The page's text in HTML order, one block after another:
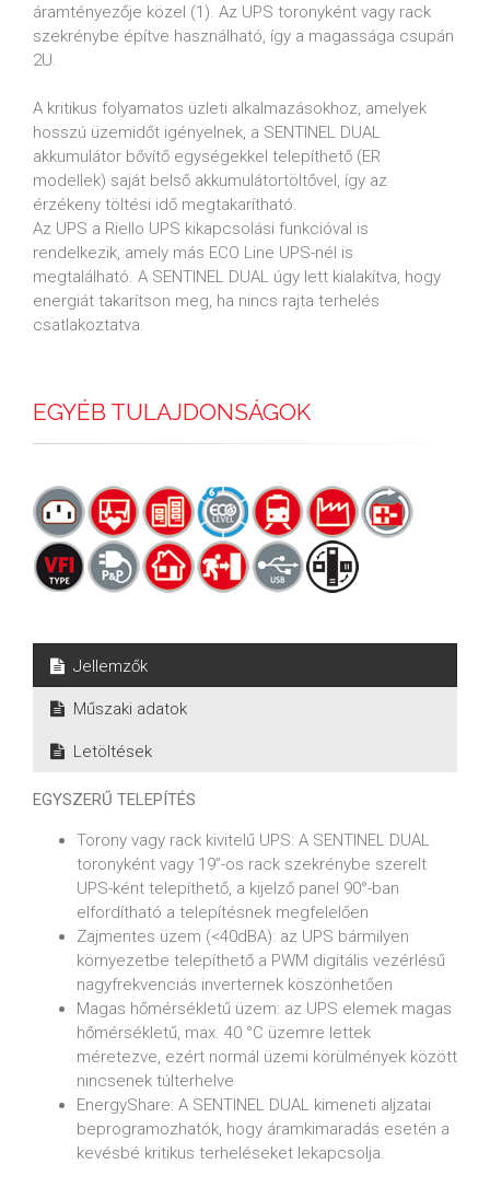
áramtényezője közel (1). Az UPS toronyként vagy rack
szekrénybe építve használható, így a magassága csupán
2U.
A kritikus folyamatos üzleti alkalmazásokhoz, amelyek
hosszú üzemidőt igényelnek, a SENTINEL DUAL
akkumulátor bővítő egységekkel telepíthető (ER
modellek) saját belső akkumulátortöltővel, így az
érzékeny töltési idő megtakarítható.
Az UPS a Riello UPS kikapcsolási funkcióval is
rendelkezik, amely más ECO Line UPS-nél is
megtalálható. A SENTINEL DUAL úgy lett kialakítva, hogy
energiát takarítson meg, ha nincs rajta terhelés
csatlakoztatva.
EGYÉB TULAJDONSÁGOK
Jellemzők
Műszaki adatok
Letöltések
EGYSZERŰ TELEPÍTÉS
Torony vagy rack kivitelű UPS: A SENTINEL DUAL
toronyként vagy 19”-os rack szekrénybe szerelt
UPS-ként telepíthető, a kijelző panel 90°-ban
elfordítható a telepítésnek megfelelően
Zajmentes üzem (<40dBA): az UPS bármilyen
környezetbe telepíthető a PWM digitális vezérlésű
nagyfrekvenciás inverternek köszönhetően
Magas hőmérsékletű üzem: az UPS elemek magas
hőmérsékletű, max. 40 °C üzemre lettek
méretezve, ezért normál üzemi körülmények között
nincsenek túlterhelve
EnergyShare: A SENTINEL DUAL kimeneti aljzatai
beprogramozhatók, hogy áramkimaradás esetén a
kevésbé kritikus terheléseket lekapcsolja.